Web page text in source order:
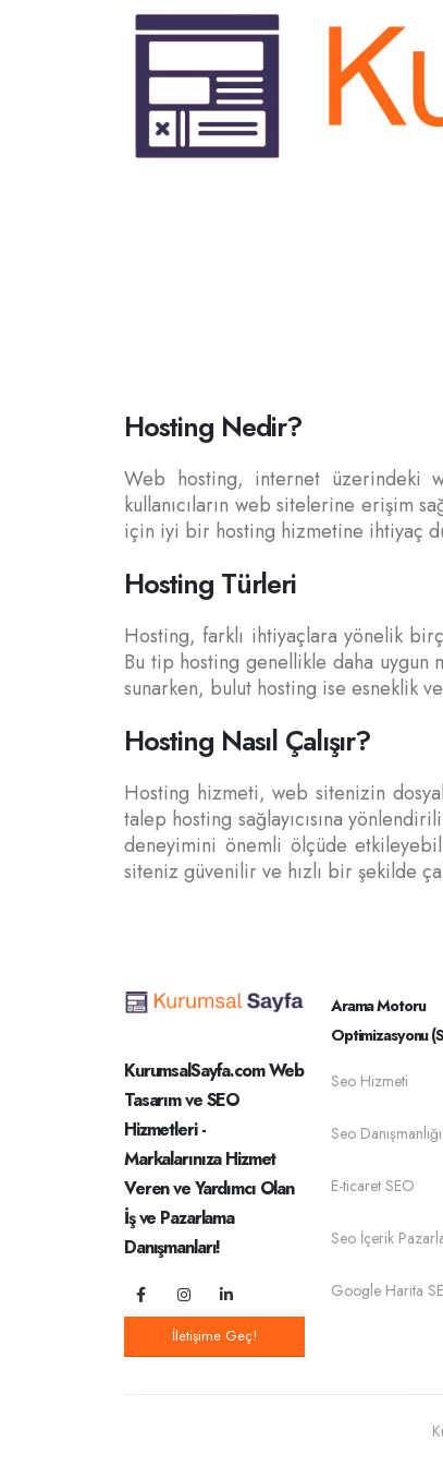
Hosting Nedir?
Web hosting, internet üzerindeki
kullanıcıların web sitelerine erişim
için iyi bir hosting hizmetine ihtiyaç
Hosting Türleri
Hosting, farklı ihtiyaçlara yönelik
Bu tip hosting genellikle daha uygun
sunarken, bulut hosting ise esneklik
Hosting Nasıl Çalışır?
Hosting hizmeti, web sitenizin
talep hosting sağlayıcısına
deneyimini önemli ölçüde
siteniz güvenilir ve hızlı bir şekilde
KurumsalSayfa.com Web
Tasarım ve SEO
Hizmetleri -
Markalarınıza Hizmet
Veren ve Yardımcı Olan
İş ve Pazarlama
Danışmanları!
İletişime Geç!
Arama Motoru
Optimizasyonu
Seo Hizmeti
Seo Danışmanlığı
E-ticaret SEO
Seo İçerik
Google Harita